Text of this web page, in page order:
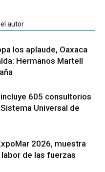
autor
los aplaude, Oaxaca
Hermanos Martell
605 consultorios
Universal de
2026, muestra
de las fuerzas